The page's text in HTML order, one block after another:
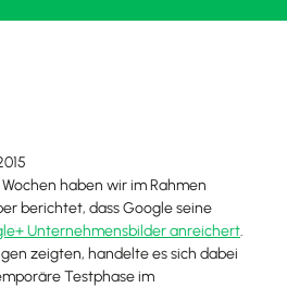
haben wir im Rahmen
berichtet, dass Google seine
Unternehmensbilder anreichert.
zeigten, handelte es sich dabei
Testphase im